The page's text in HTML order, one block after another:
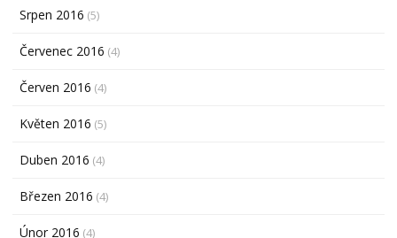
Srpen 2016 (5)
Červenec 2016 (4)
Červen 2016 (4)
Květen 2016 (5)
Duben 2016 (4)
Březen 2016 (4)
Únor 2016 (4)